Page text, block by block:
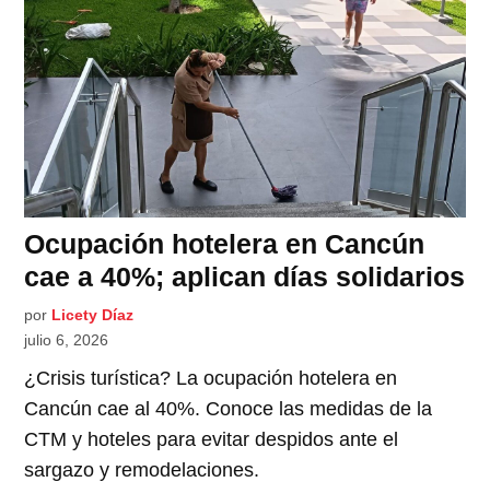
Ocupación hotelera en Cancún
cae a 40%; aplican días solidarios
por Licety Díaz
julio 6, 2026
¿Crisis turística? La ocupación hotelera en
Cancún cae al 40%. Conoce las medidas de la
CTM y hoteles para evitar despidos ante el
sargazo y remodelaciones.